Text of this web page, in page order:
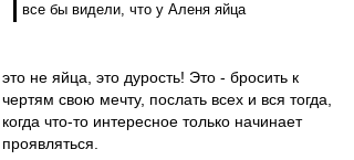
все бы видели, что у Аленя яйца
это не яйца, это дурость! Это - бросить к
чертям свою мечту, послать всех и вся тогда,
когда что-то интересное только начинает
проявляться.